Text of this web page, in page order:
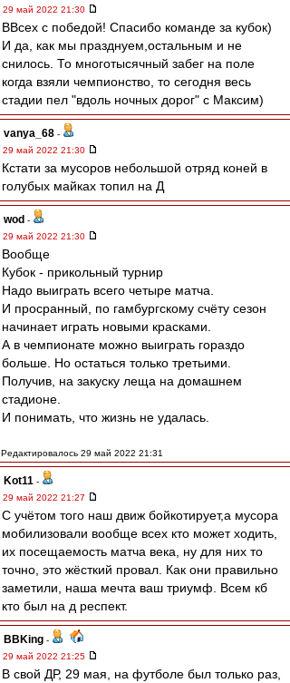
29 май 2022 21:30
ВВсех с победой! Спасибо команде за кубок)
И да, как мы празднуем,остальным и не
снилось. То многотысячный забег на поле
когда взяли чемпионство, то сегодня весь
стадии пел "вдоль ночных дорог" с Максим)
vanya_68 -
29 май 2022 21:30
Кстати за мусоров небольшой отряд коней в
голубых майках топил на Д
wod -
29 май 2022 21:30
Вообще
Кубок - прикольный турнир
Надо выиграть всего четыре матча.
И просранный, по гамбургскому счёту сезон
начинает играть новыми красками.
А в чемпионате можно выиграть гораздо
больше. Но остаться только третьими.
Получив, на закуску леща на домашнем
стадионе.
И понимать, что жизнь не удалась.
Редактировалось 29 май 2022 21:31
Kot11 -
29 май 2022 21:27
С учётом того наш движ бойкотирует,а мусора
мобилизовали вообще всех кто может ходить,
их посещаемость матча века, ну для них то
точно, это жёсткий провал. Как они правильно
заметили, наша мечта ваш триумф. Всем кб
кто был на д респект.
BBKing -
29 май 2022 21:25
В свой ДР, 29 мая, на футболе был только раз,